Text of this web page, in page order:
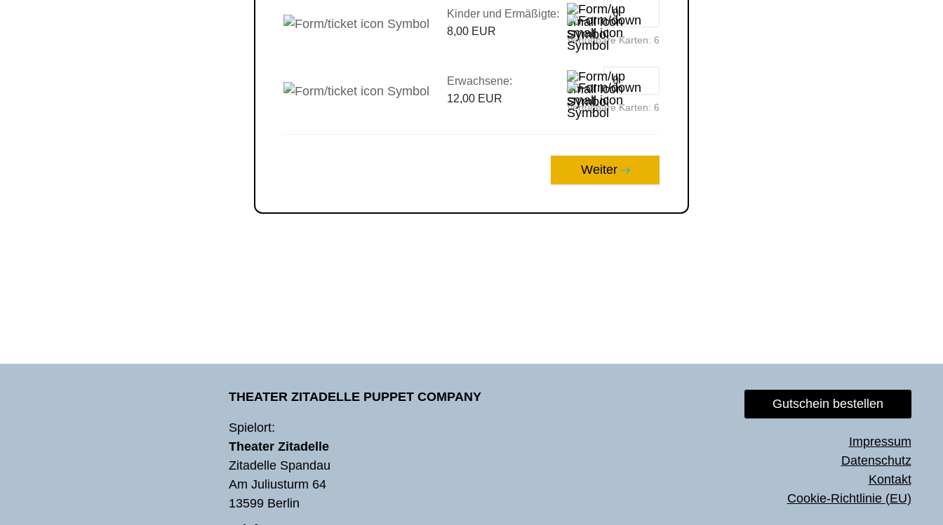
Kinder und Ermäßigte:
8,00 EUR
Verfügbare Karten: 6
Erwachsene:
12,00 EUR
Verfügbare Karten: 6
Weiter
THEATER ZITADELLE PUPPET COMPANY
Spielort:
Theater Zitadelle
Zitadelle Spandau
Am Juliusturm 64
13599 Berlin
Gutschein bestellen
Impressum
Datenschutz
Kontakt
Cookie-Richtlinie (EU)